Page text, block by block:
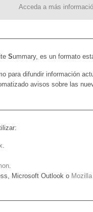
Acceda a más
ite Summary, es un formato
para difundir información
avisos sobre las
.
.
Microsoft Outlook o